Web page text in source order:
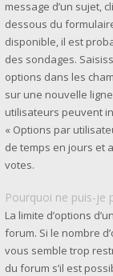
message d’un sujet,
dessous du
disponible, il est
des sondages.
options dans les
sur une nouvelle
utilisateurs peuvent
« Options par
de temps en jours et
votes.
Pourquoi ne puis-je
La limite d’options
forum. Si le nombre
vous semble trop
du forum s’il est